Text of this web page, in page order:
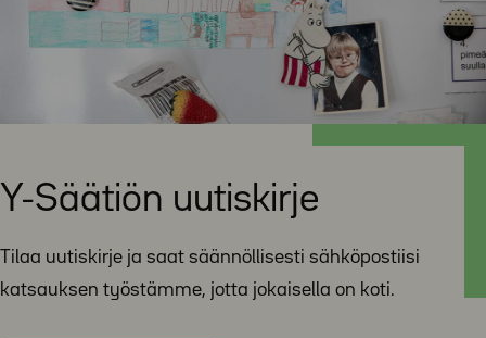
Y-Säätiön uutiskirje
Tilaa uutiskirje ja saat säännöllisesti sähköpostiisi
katsauksen työstämme, jotta jokaisella on koti.